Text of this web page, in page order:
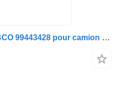
Unité de commande WABCO 99443428 pour camion IVECO EUROTECH